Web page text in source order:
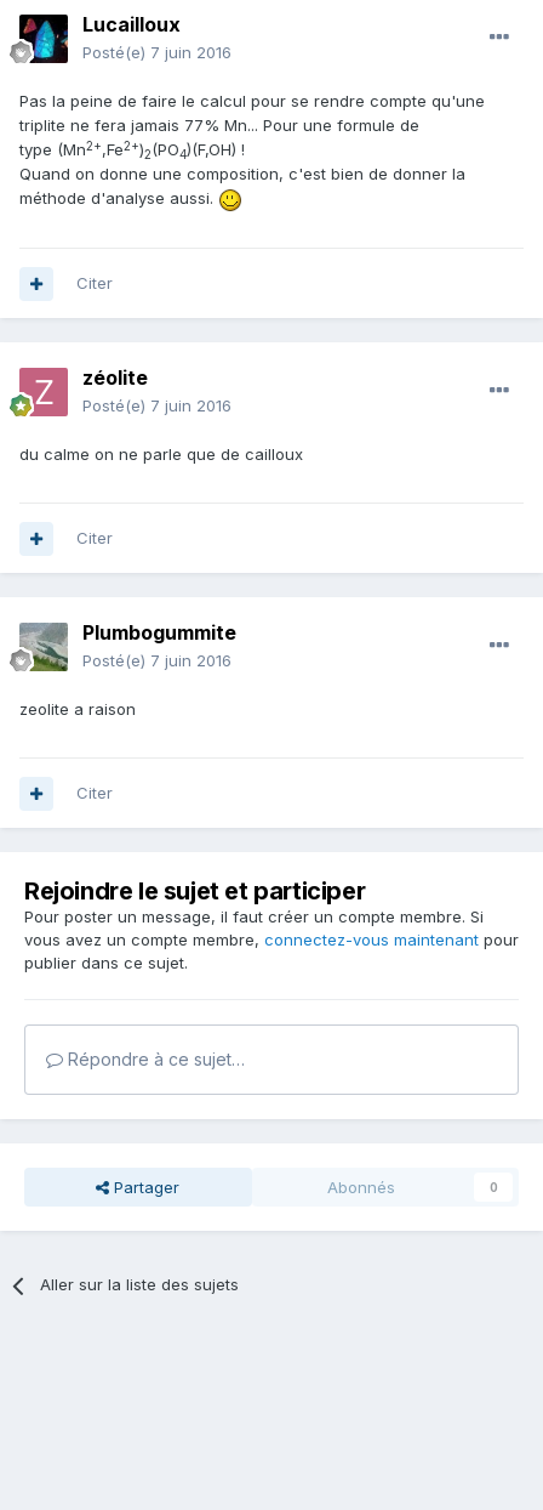
Lucailloux
Posté(e) 7 juin 2016
Pas la peine de faire le calcul pour se rendre compte qu'une
triplite ne fera jamais 77% Mn... Pour une formule de
type (Mn2+,Fe2+)2(PO4)(F,OH) !
Quand on donne une composition, c'est bien de donner la
méthode d'analyse aussi.
Citer
zéolite
Posté(e) 7 juin 2016
du calme on ne parle que de cailloux
Citer
Plumbogummite
Posté(e) 7 juin 2016
zeolite a raison
Citer
Rejoindre le sujet et participer
Pour poster un message, il faut créer un compte membre. Si
vous avez un compte membre, connectez-vous maintenant pour
publier dans ce sujet.
Répondre à ce sujet…
Partager Abonnés 0
Aller sur la liste des sujets